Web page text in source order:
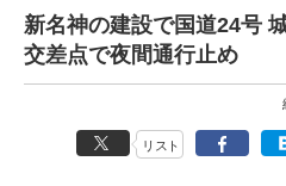
新名神の建設で国道24号
交差点で夜間通行止め
リスト